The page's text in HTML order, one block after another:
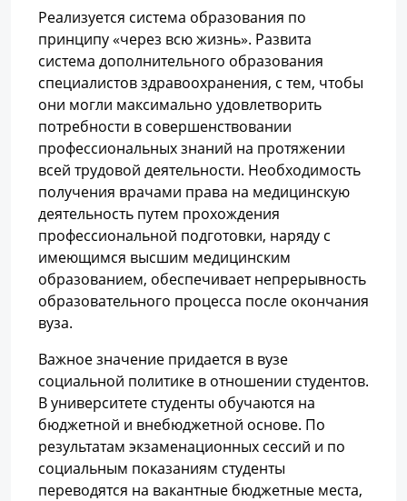
Реализуется система образования по
принципу «через всю жизнь». Развита
система дополнительного образования
специалистов здравоохранения, с тем, чтобы
они могли максимально удовлетворить
потребности в совершенствовании
профессиональных знаний на протяжении
всей трудовой деятельности. Необходимость
получения врачами права на медицинскую
деятельность путем прохождения
профессиональной подготовки, наряду с
имеющимся высшим медицинским
образованием, обеспечивает непрерывность
образовательного процесса после окончания
вуза.
Важное значение придается в вузе
социальной политике в отношении студентов.
В университете студенты обучаются на
бюджетной и внебюджетной основе. По
результатам экзаменационных сессий и по
социальным показаниям студенты
переводятся на вакантные бюджетные места,